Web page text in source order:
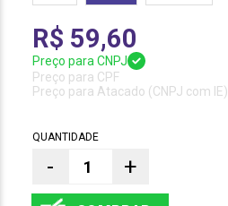
R$ 59,60
Preço para CNPJ
Preço para CPF
Preço para Atacado (CNPJ com IE)
QUANTIDADE
- +